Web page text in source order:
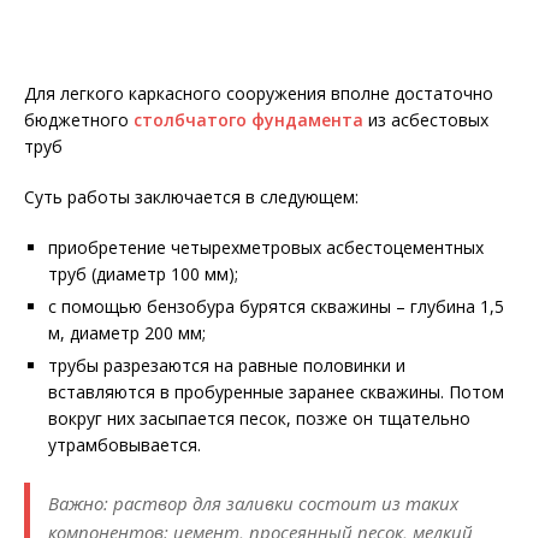
Для легкого каркасного сооружения вполне достаточно
бюджетного столбчатого фундамента из асбестовых
труб
Суть работы заключается в следующем:
приобретение четырехметровых асбестоцементных
труб (диаметр 100 мм);
с помощью бензобура бурятся скважины – глубина 1,5
м, диаметр 200 мм;
трубы разрезаются на равные половинки и
вставляются в пробуренные заранее скважины. Потом
вокруг них засыпается песок, позже он тщательно
утрамбовывается.
Важно: раствор для заливки состоит из таких
компонентов: цемент, просеянный песок, мелкий